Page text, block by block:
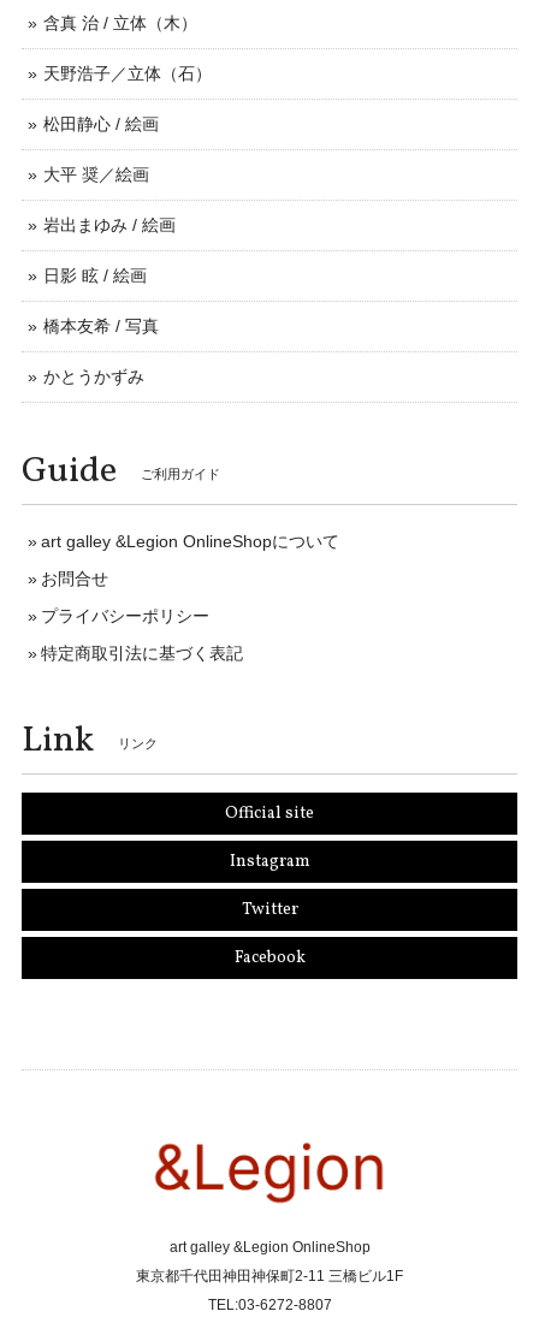
含真 治 / 立体（木）
天野浩子／立体（石）
松田静心 / 絵画
大平 奨／絵画
岩出まゆみ / 絵画
日影 眩 / 絵画
橋本友希 / 写真
かとうかずみ
Guide ご利用ガイド
art galley &Legion OnlineShopについて
お問合せ
プライバシーポリシー
特定商取引法に基づく表記
Link リンク
Official site
Instagram
Twitter
Facebook
art galley &Legion OnlineShop
東京都千代田神田神保町2-11 三橋ビル1F
TEL:03-6272-8807